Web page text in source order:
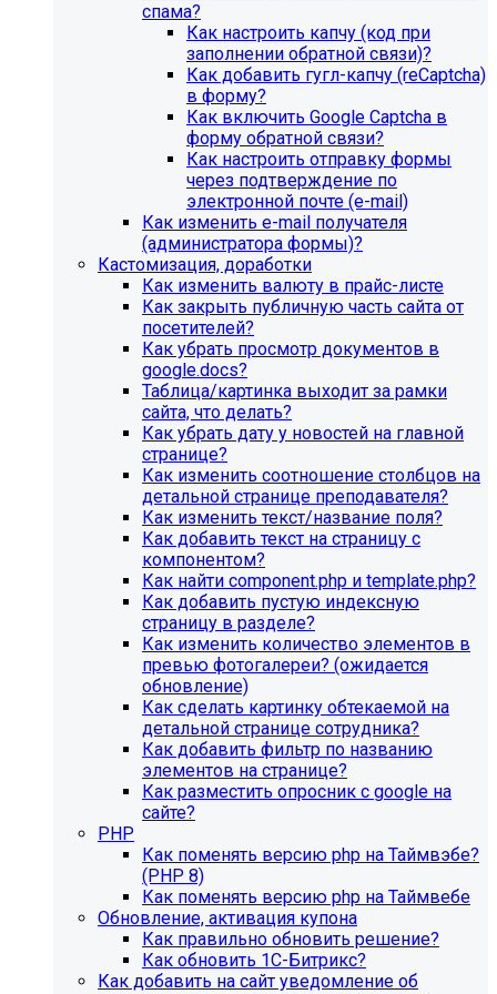
спама?
Как настроить капчу (код при
заполнении обратной связи)?
Как добавить гугл-капчу (reCaptcha)
в форму?
Как включить Google Captcha в
форму обратной связи?
Как настроить отправку формы
через подтверждение по
электронной почте (e-mail)
Как изменить e-mail получателя
(администратора формы)?
Кастомизация, доработки
Как изменить валюту в прайс-листе
Как закрыть публичную часть сайта от
посетителей?
Как убрать просмотр документов в
google.docs?
Таблица/картинка выходит за рамки
сайта, что делать?
Как убрать дату у новостей на главной
странице?
Как изменить соотношение столбцов на
детальной странице преподавателя?
Как изменить текст/название поля?
Как добавить текст на страницу с
компонентом?
Как найти component.php и template.php?
Как добавить пустую индексную
страницу в разделе?
Как изменить количество элементов в
превью фотогалереи? (ожидается
обновление)
Как сделать картинку обтекаемой на
детальной странице сотрудника?
Как добавить фильтр по названию
элементов на странице?
Как разместить опросник с google на
сайте?
PHP
Как поменять версию php на Таймвэбе?
(PHP 8)
Как поменять версию php на Таймвебе
Обновление, активация купона
Как правильно обновить решение?
Как обновить 1С-Битрикс?
Как добавить на сайт уведомление об